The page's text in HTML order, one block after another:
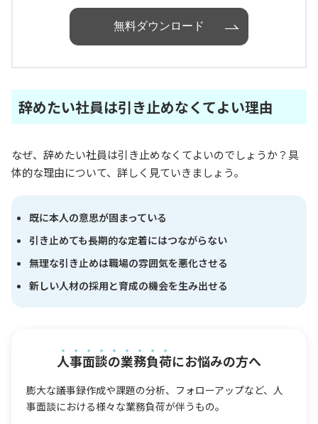
無料ダウンロード
辞めたい社員は引き止めなくてよい理由
なぜ、辞めたい社員は引き止めなくてよいのでしょうか？具
体的な理由について、詳しく見ていきましょう。
既に本人の意思が固まっている
引き止めても長期的な定着にはつながらない
無理な引き止めは職場の雰囲気を悪化させる
新しい人材の採用と育成の機会を生み出せる
人事面談の業務負荷にお悩みの方へ
膨大な議事録作成や課題の分析、フォローアップなど、人
事面談における様々な業務負荷が伴うもの。